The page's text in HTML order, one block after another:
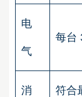
电
气
每台
消 符合